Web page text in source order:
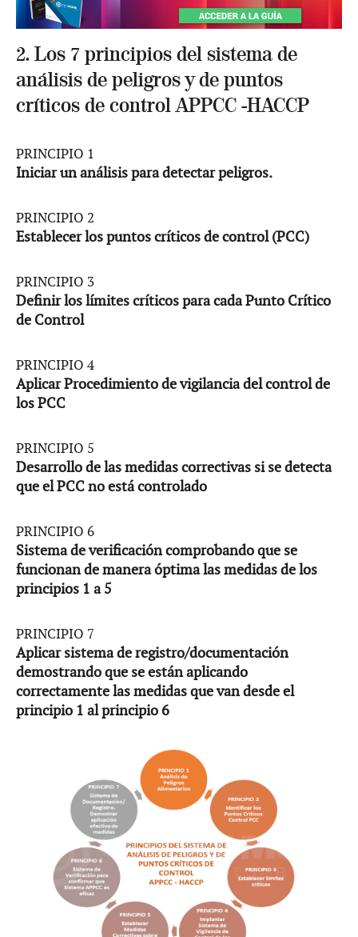
2. Los 7 principios del sistema de
análisis de peligros y de puntos
críticos de control APPCC -HACCP
PRINCIPIO 1
Iniciar un análisis para detectar peligros.
PRINCIPIO 2
Establecer los puntos críticos de control (PCC)
PRINCIPIO 3
Definir los límites críticos para cada Punto Crítico
de Control
PRINCIPIO 4
Aplicar Procedimiento de vigilancia del control de
los PCC
PRINCIPIO 5
Desarrollo de las medidas correctivas si se detecta
que el PCC no está controlado
PRINCIPIO 6
Sistema de verificación comprobando que se
funcionan de manera óptima las medidas de los
principios 1 a 5
PRINCIPIO 7
Aplicar sistema de registro/documentación
demostrando que se están aplicando
correctamente las medidas que van desde el
principio 1 al principio 6